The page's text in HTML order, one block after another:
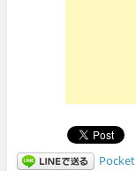
Pocket